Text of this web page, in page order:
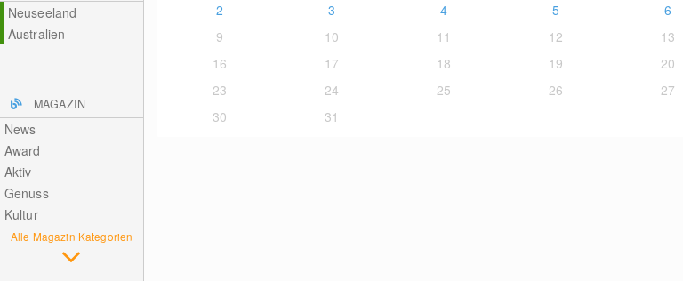
Neuseeland
Australien
MAGAZIN
News
Award
Aktiv
Genuss
Kultur
Alle Magazin Kategorien
2
3 4 5 6
9
10 11 12 13
16
17 18 19 20
23
24 25 26 27
30
31